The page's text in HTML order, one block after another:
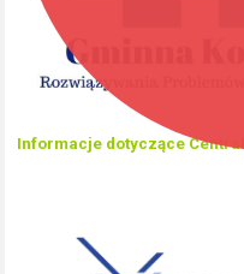
Informacje dotyczące